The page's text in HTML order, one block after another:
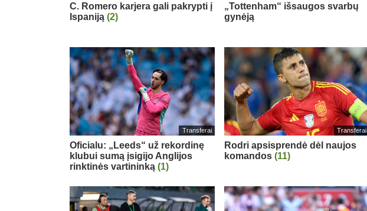
C. Romero karjera gali pakrypti į
Ispaniją (2)
„Tottenham“ išsaugos svarbų
gynėją
Transferai
Oficialu: „Leeds“ už rekordinę
klubui sumą įsigijo Anglijos
rinktinės vartininką (1)
Transferai
Rodri apsisprendė dėl naujos
komandos(11)